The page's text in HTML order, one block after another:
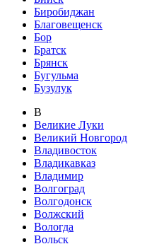
Биробиджан
Благовещенск
Бор
Братск
Брянск
Бугульма
Бузулук
В
Великие Луки
Великий Новгород
Владивосток
Владикавказ
Владимир
Волгоград
Волгодонск
Волжский
Вологда
Вольск